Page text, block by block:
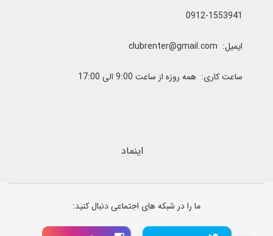
0912-1553941
ایمیل: clubrenter@gmail.com
ساعت کاری: همه روزه از ساعت 9:00 الی 17:00
اینماد
ما را در شبکه های اجتماعی دنبال کنید: